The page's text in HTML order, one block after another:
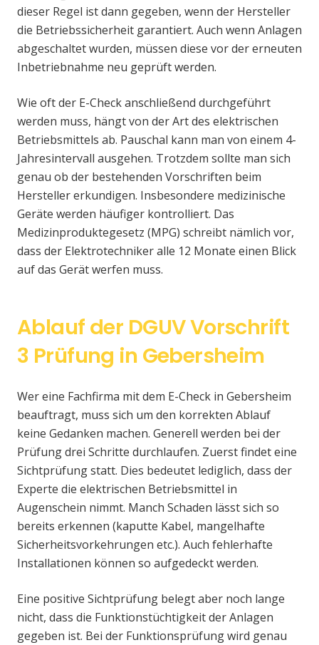
dieser Regel ist dann gegeben, wenn der Hersteller
die Betriebssicherheit garantiert. Auch wenn Anlagen
abgeschaltet wurden, müssen diese vor der erneuten
Inbetriebnahme neu geprüft werden.
Wie oft der E-Check anschließend durchgeführt
werden muss, hängt von der Art des elektrischen
Betriebsmittels ab. Pauschal kann man von einem 4-
Jahresintervall ausgehen. Trotzdem sollte man sich
genau ob der bestehenden Vorschriften beim
Hersteller erkundigen. Insbesondere medizinische
Geräte werden häufiger kontrolliert. Das
Medizinproduktegesetz (MPG) schreibt nämlich vor,
dass der Elektrotechniker alle 12 Monate einen Blick
auf das Gerät werfen muss.
Ablauf der DGUV Vorschrift
3 Prüfung in Gebersheim
Wer eine Fachfirma mit dem E-Check in Gebersheim
beauftragt, muss sich um den korrekten Ablauf
keine Gedanken machen. Generell werden bei der
Prüfung drei Schritte durchlaufen. Zuerst findet eine
Sichtprüfung statt. Dies bedeutet lediglich, dass der
Experte die elektrischen Betriebsmittel in
Augenschein nimmt. Manch Schaden lässt sich so
bereits erkennen (kaputte Kabel, mangelhafte
Sicherheitsvorkehrungen etc.). Auch fehlerhafte
Installationen können so aufgedeckt werden.
Eine positive Sichtprüfung belegt aber noch lange
nicht, dass die Funktionstüchtigkeit der Anlagen
gegeben ist. Bei der Funktionsprüfung wird genau